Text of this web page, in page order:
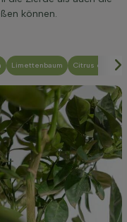
können.
Limettenbaum Citrus